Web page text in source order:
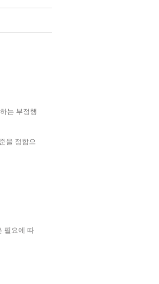
는 부정행
을 정함으
필요에 따